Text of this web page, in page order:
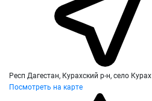
Респ Дагестан, Курахский р-н, село Курах
Посмотреть на карте